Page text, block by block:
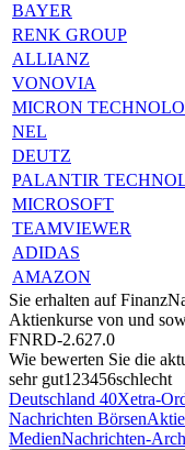
BAYER
RENK GROUP
ALLIANZ
VONOVIA
MICRON
NEL
DEUTZ
PALANTIR
MICROSOFT
TEAMVIEWER
ADIDAS
AMAZON
Sie erhalten auf
Aktienkurse von und
FNRD-2.627.0
Wie bewerten Sie die
sehr gut1 23456schlecht
Deutschland 40Xetra-
Nachrichten Börsen
MedienNachrichten-